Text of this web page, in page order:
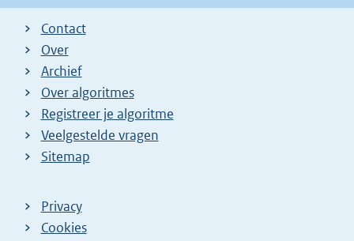
Contact
Over
Archief
Over algoritmes
Registreer je algoritme
Veelgestelde vragen
Sitemap
Privacy
Cookies